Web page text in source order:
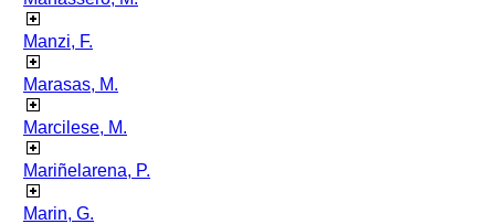
Manzi, F.
Marasas, M.
Marcilese, M.
Mariñelarena, P.
Marin, G.